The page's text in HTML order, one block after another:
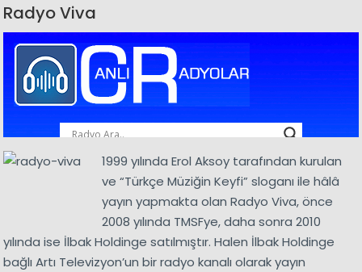
Radyo Viva
1999 yılında Erol Aksoy tarafından kurulan
ve “Türkçe Müziğin Keyfi” sloganı ile hâlâ
yayın yapmakta olan Radyo Viva, önce
2008 yılında TMSFye, daha sonra 2010
yılında ise İlbak Holdinge satılmıştır. Halen İlbak Holdinge
bağlı Artı Televizyon’un bir radyo kanalı olarak yayın